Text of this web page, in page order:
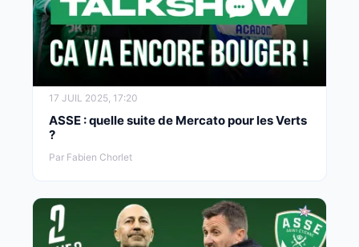
17 JUIL 2025, 17:20
ASSE : quelle suite de Mercato pour les Verts
?
Par Fabien Chorlet